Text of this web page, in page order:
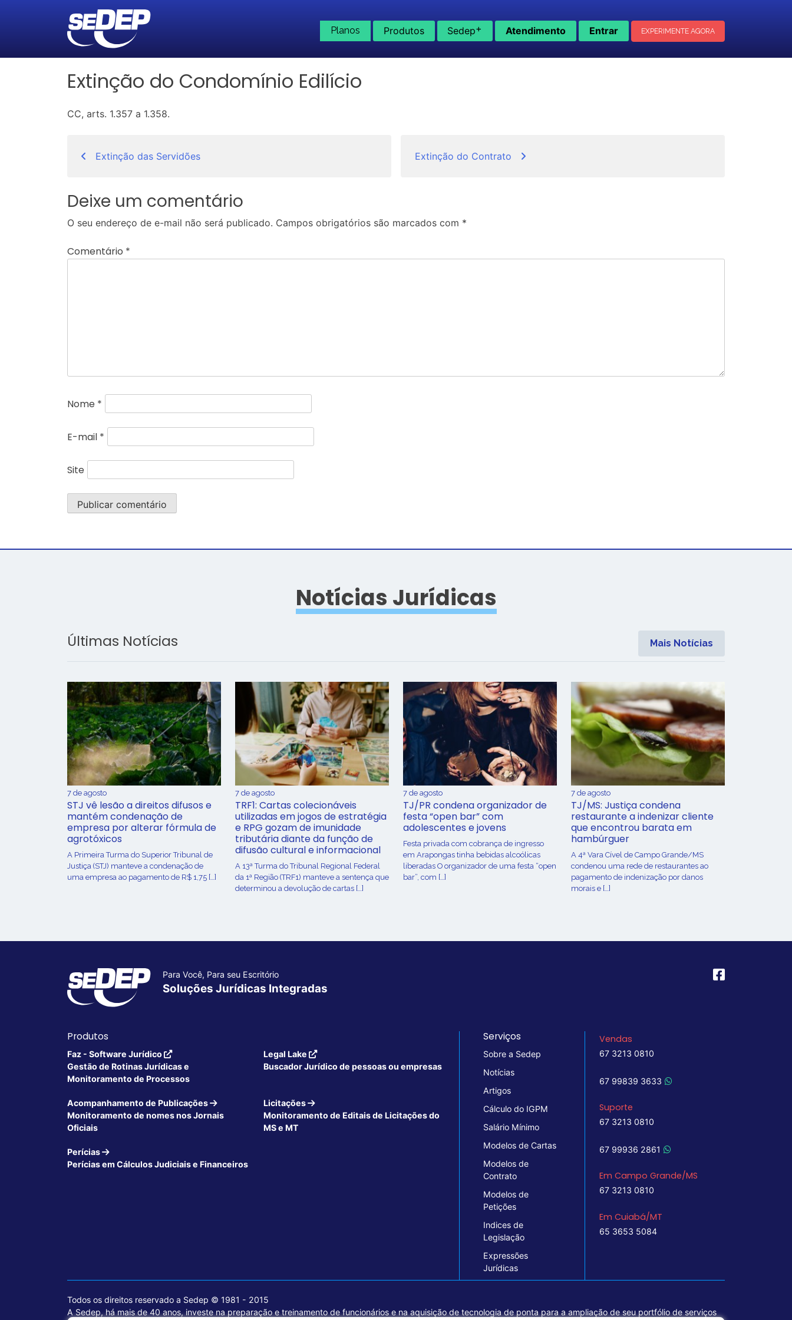
Planos Produtos Sedep+ Atendimento Entrar EXPERIMENTE AGORA
Extinção do Condomínio Edilício
CC, arts. 1.357 a 1.358.
Navegação
de
Post
Extinção das Servidões Extinção do Contrato
Deixe um comentário
O seu endereço de e-mail não será publicado. Campos obrigatórios são marcados com *
Comentário *
Nome *
E-mail *
Site
Notícias Jurídicas
Últimas Notícias Mais Notícias
7 de agosto
STJ vê lesão a direitos difusos e
mantém condenação de
empresa por alterar fórmula de
agrotóxicos
​A Primeira Turma do Superior Tribunal de
Justiça (STJ) manteve a condenação de
uma empresa ao pagamento de R$ 1,75 […]
7 de agosto
TRF1: Cartas colecionáveis
utilizadas em jogos de estratégia
e RPG gozam de imunidade
tributária diante da função de
difusão cultural e informacional
A 13ª Turma do Tribunal Regional Federal
da 1ª Região (TRF1) manteve a sentença que
determinou a devolução de cartas […]
7 de agosto
TJ/PR condena organizador de
festa “open bar” com
adolescentes e jovens
Festa privada com cobrança de ingresso
em Arapongas tinha bebidas alcoólicas
liberadas O organizador de uma festa “open
bar”, com […]
7 de agosto
TJ/MS: Justiça condena
restaurante a indenizar cliente
que encontrou barata em
hambúrguer
A 4ª Vara Cível de Campo Grande/MS
condenou uma rede de restaurantes ao
pagamento de indenização por danos
morais e […]
Para Você, Para seu Escritório
Soluções Jurídicas Integradas
Produtos
Faz - Software Jurídico
Gestão de Rotinas Jurídicas e
Monitoramento de Processos
Legal Lake
Buscador Jurídico de pessoas ou empresas
Acompanhamento de Publicações
Monitoramento de nomes nos Jornais
Oficiais
Licitações
Monitoramento de Editais de Licitações do
MS e MT
Perícias
Perícias em Cálculos Judiciais e Financeiros
Serviços
Sobre a Sedep
Notícias
Artigos
Cálculo do IGPM
Salário Mínimo
Modelos de Cartas
Modelos de
Contrato
Modelos de
Petições
Indices de
Legislação
Expressões
Jurídicas
Vendas
67 3213 0810
67 99839 3633
Suporte
67 3213 0810
67 99936 2861
Em Campo Grande/MS
67 3213 0810
Em Cuiabá/MT
65 3653 5084
Todos os direitos reservado a Sedep © 1981 - 2015
A Sedep, há mais de 40 anos, investe na preparação e treinamento de funcionários e na aquisição de tecnologia de ponta para a ampliação de seu portfólio de serviços